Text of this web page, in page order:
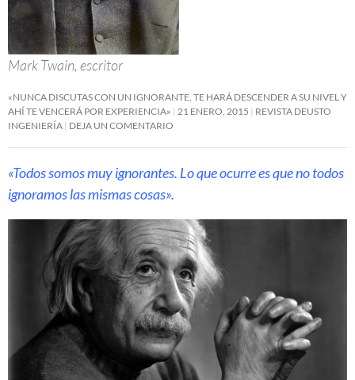
Mark Twain, escritor
«NUNCA DISCUTAS CON UN IGNORANTE, TE HARÁ DESCENDER A SU NIVEL Y
AHÍ TE VENCERÁ POR EXPERIENCIA» 21 ENERO, 2015
REVISTA DEUSTO
INGENIERÍA DEJA UN COMENTARIO
«Todos somos muy ignorantes. Lo que ocurre es que no todos
ignoramos las mismas cosas».